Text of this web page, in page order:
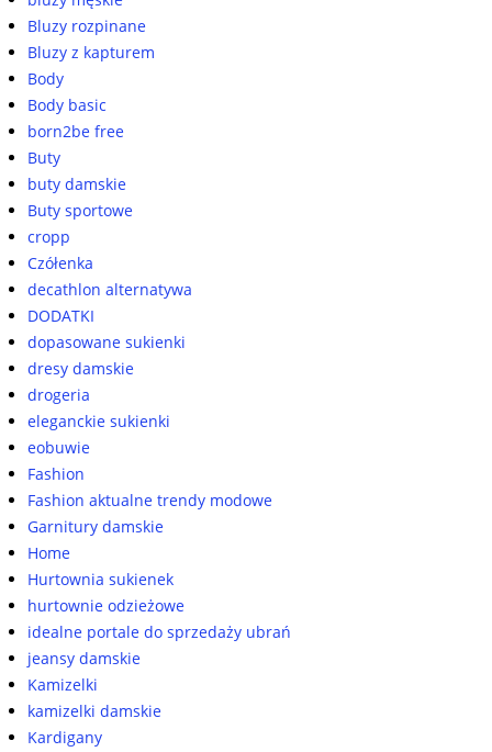
Bluzy rozpinane
Bluzy z kapturem
Body
Body basic
born2be free
Buty
buty damskie
Buty sportowe
cropp
Czółenka
decathlon alternatywa
DODATKI
dopasowane sukienki
dresy damskie
drogeria
eleganckie sukienki
eobuwie
Fashion
Fashion aktualne trendy modowe
Garnitury damskie
Home
Hurtownia sukienek
hurtownie odzieżowe
idealne portale do sprzedaży ubrań
jeansy damskie
Kamizelki
kamizelki damskie
Kardigany